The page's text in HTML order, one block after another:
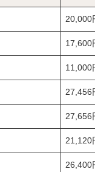
20,000
17,600
11,000
27,456
27,656
21,120
26,400